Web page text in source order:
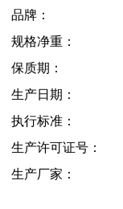
品牌：
规格净重：
保质期：
生产日期：
执行标准：
生产许可证号：
生产厂家：